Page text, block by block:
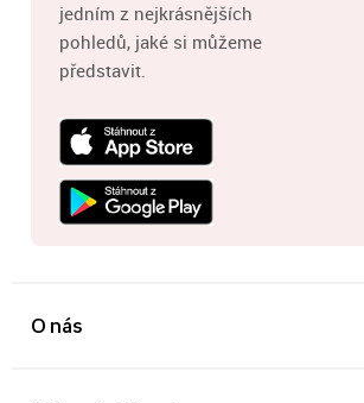
jedním z nejkrásnějších
pohledů, jaké si můžeme
představit.
O nás